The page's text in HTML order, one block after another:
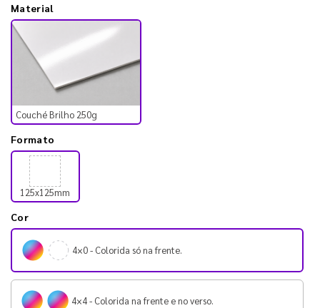
Material
Couché Brilho 250g
Formato
125x125mm
Cor
4×0 - Colorida só na frente.
4×4 - Colorida na frente e no verso.